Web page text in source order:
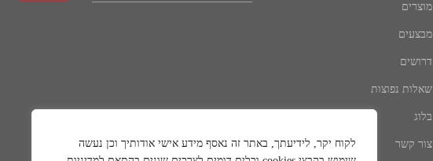
לקוח יקר, לידיעתך, באתר זה נאסף מידע אישי אודותיך וכן נעשה
מוצרים
מבצעים
דרושים
שאלות נפוצות
בלוג
צור קשר